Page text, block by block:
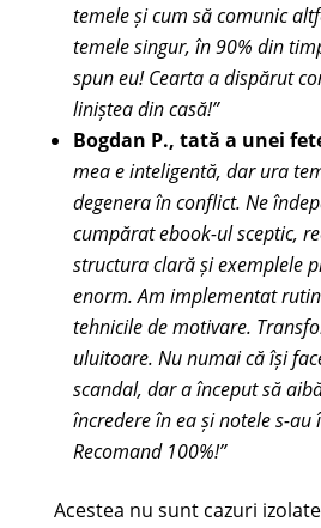
temele și cum să comunic
temele singur, în 90% din
spun eu! Cearta a dispărut
liniștea din casă!”
Bogdan P., tată a unei
mea e inteligentă, dar ura
degenera în conflict. Ne
cumpărat ebook-ul sceptic,
structura clară și exemplele
enorm. Am implementat
tehnicile de motivare.
uluitoare. Nu numai că își
scandal, dar a început să
încredere în ea și notele s-
Recomand 100%!”
Acestea nu sunt cazuri